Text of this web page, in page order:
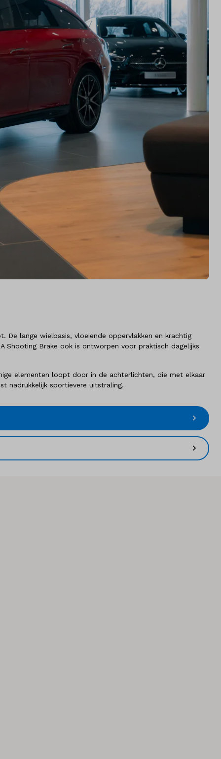
De lange wielbasis, vloeiende oppervlakken en krachtig
Shooting Brake ook is ontworpen voor praktisch dagelijks
elementen loopt door in de achterlichten, die met elkaar
nadrukkelijk sportievere uitstraling.